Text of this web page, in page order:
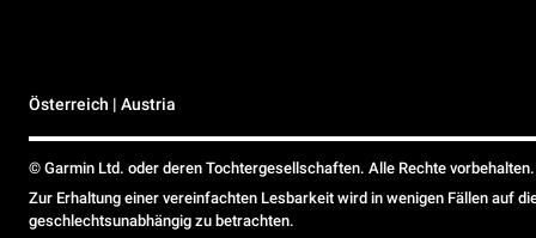
Österreich | Austria
© Garmin Ltd. oder deren Tochtergesellschaften. Alle Rechte vorbehalten.
Zur Erhaltung einer vereinfachten Lesbarkeit wird in wenigen Fällen auf
geschlechtsunabhängig zu betrachten.